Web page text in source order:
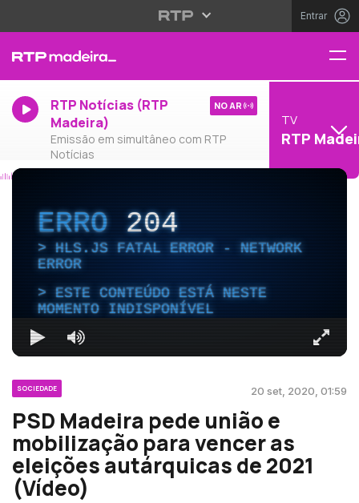
Entrar
RTP Notícias (RTP
Madeira)
Emissão em simultâneo com RTP
Notícias
NO AR
TV
RTP
ERRO204
HLS.JS FATAL ERROR - NETWORK
ERROR
ESTE CONTEÚDO ESTÁ NESTE
MOMENTO INDISPONÍVEL
SOCIEDADE 20 set, 2020, 01:59
PSD Madeira pede união e
mobilização para vencer as
eleições autárquicas de 2021
(Vídeo)